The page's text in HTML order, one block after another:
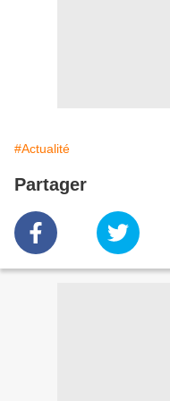
#Actualité
Partager